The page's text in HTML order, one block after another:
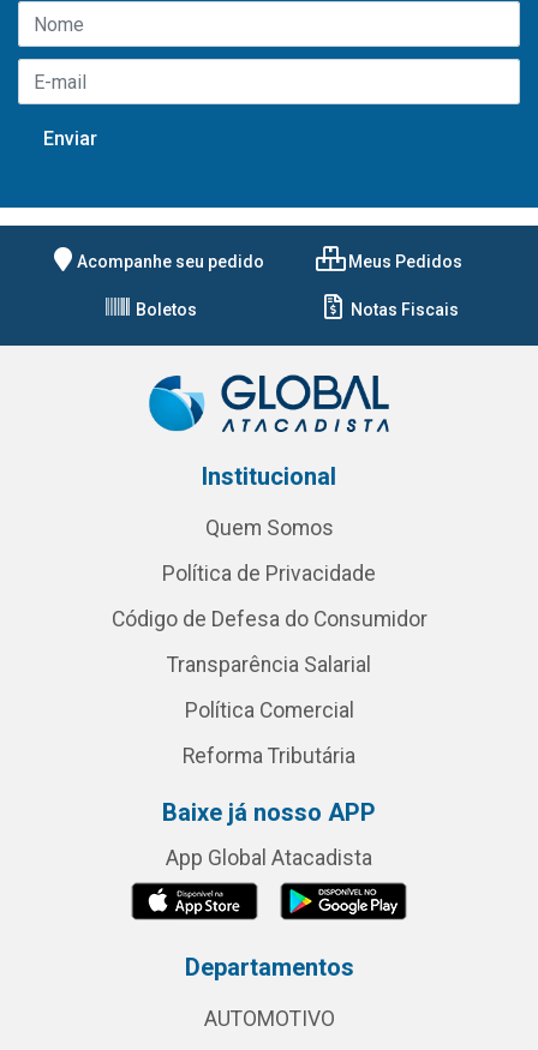
Acompanhe seu pedido Meus Pedidos
Boletos Notas Fiscais
Institucional
Quem Somos
Política de Privacidade
Código de Defesa do Consumidor
Transparência Salarial
Política Comercial
Reforma Tributária
Baixe já nosso APP
App Global Atacadista
Departamentos
AUTOMOTIVO